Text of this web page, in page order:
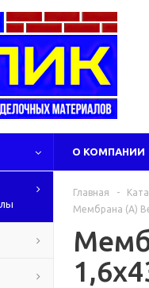
О КОМПАНИИ
Главная -
Мембрана (A)